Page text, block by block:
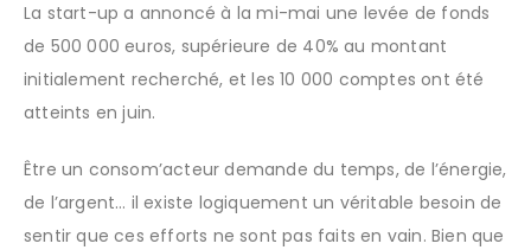
La start-up a annoncé à la mi-mai une levée de fonds
de 500 000 euros, supérieure de 40% au montant
initialement recherché, et les 10 000 comptes ont été
atteints en juin.
Être un consom’acteur demande du temps, de l’énergie,
de l’argent… il existe logiquement un véritable besoin de
sentir que ces efforts ne sont pas faits en vain. Bien que